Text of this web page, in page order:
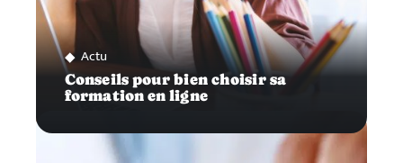
Actu
Conseils pour bien choisir sa
formation en ligne